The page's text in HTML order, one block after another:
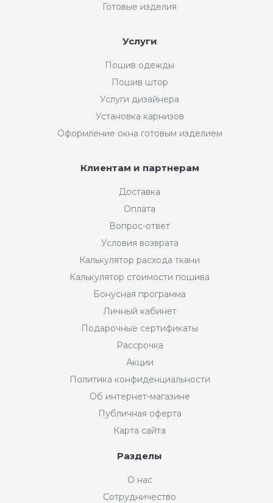
Интернет-магазин "Мир
Готовые изделия
Услуги
Пошив одежды
Пошив штор
Услуги дизайнера
Установка карнизов
Оформление окна готовым изделием
Клиентам и партнерам
Доставка
Оплата
Вопрос-ответ
Условия возврата
Калькулятор расхода ткани
Калькулятор стоимости пошива
Бонусная программа
Личный кабинет
Подарочные сертификаты
Рассрочка
Акции
Политика конфиденциальности
Об интернет-магазине
Публичная оферта
Карта сайта
Разделы
О нас
Сотрудничество